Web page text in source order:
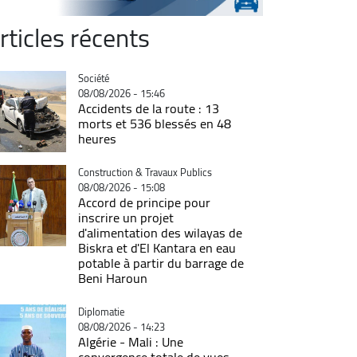
récents
Catégorie
Société
08/08/2026 - 15:46
Accidents de la route : 13
morts et 536 blessés en 48
heures
Catégorie
Construction & Travaux Publics
08/08/2026 - 15:08
Accord de principe pour
inscrire un projet
d'alimentation des wilayas de
Biskra et d'El Kantara en eau
potable à partir du barrage de
Beni Haroun
Catégorie
Diplomatie
08/08/2026 - 14:23
Algérie - Mali : Une